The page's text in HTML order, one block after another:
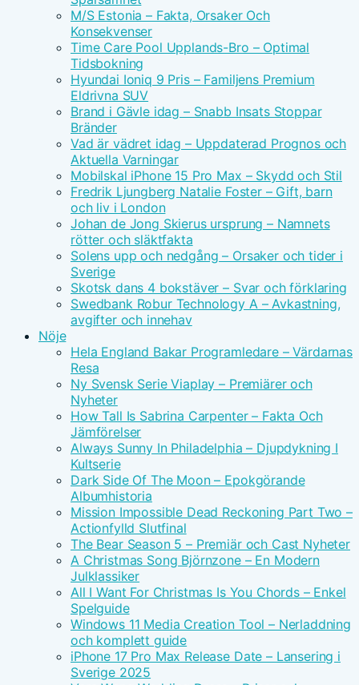
M/S Estonia – Fakta, Orsaker Och
Konsekvenser
Time Care Pool Upplands-Bro – Optimal
Tidsbokning
Hyundai Ioniq 9 Pris – Familjens Premium
Eldrivna SUV
Brand i Gävle idag – Snabb Insats Stoppar
Bränder
Vad är vädret idag – Uppdaterad Prognos och
Aktuella Varningar
Mobilskal iPhone 15 Pro Max – Skydd och Stil
Fredrik Ljungberg Natalie Foster – Gift, barn
och liv i London
Johan de Jong Skierus ursprung – Namnets
rötter och släktfakta
Solens upp och nedgång – Orsaker och tider i
Sverige
Skotsk dans 4 bokstäver – Svar och förklaring
Swedbank Robur Technology A – Avkastning,
avgifter och innehav
Nöje
Hela England Bakar Programledare – Värdarnas
Resa
Ny Svensk Serie Viaplay – Premiärer och
Nyheter
How Tall Is Sabrina Carpenter – Fakta Och
Jämförelser
Always Sunny In Philadelphia – Djupdykning I
Kultserie
Dark Side Of The Moon – Epokgörande
Albumhistoria
Mission Impossible Dead Reckoning Part Two –
Actionfylld Slutfinal
The Bear Season 5 – Premiär och Cast Nyheter
A Christmas Song Björnzone – En Modern
Julklassiker
All I Want For Christmas Is You Chords – Enkel
Spelguide
Windows 11 Media Creation Tool – Nerladdning
och komplett guide
iPhone 17 Pro Max Release Date – Lansering i
Sverige 2025